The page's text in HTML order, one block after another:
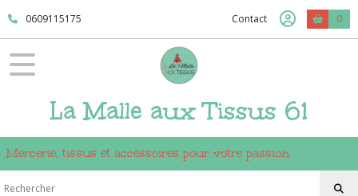
0609115175 Contact 0
La Malle aux Tissus 61
Mercerie, tissus et accessoires pour votre passion